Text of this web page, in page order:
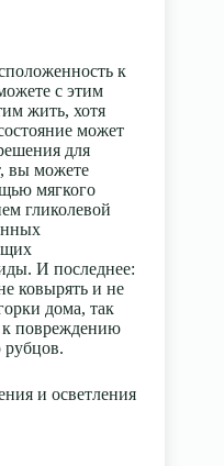
к
с этим
жить, хотя
может
для
вы можете
мягкого
гликолевой
И последнее:
ковырять и не
дома, так
к повреждению
и осветления